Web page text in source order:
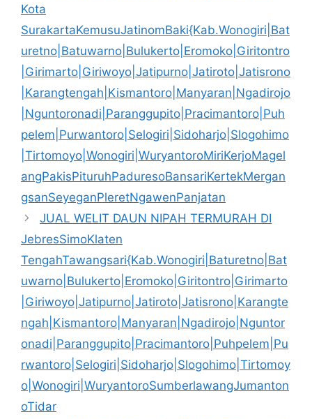
Kota
SurakartaKemusuJatinomBaki{Kab.Wonogiri|Bat
uretno|Batuwarno|Bulukerto|Eromoko|Giritontro
|Girimarto|Giriwoyo|Jatipurno|Jatiroto|Jatisrono
|Karangtengah|Kismantoro|Manyaran|Ngadirojo
|Nguntoronadi|Paranggupito|Pracimantoro|Puh
pelem|Purwantoro|Selogiri|Sidoharjo|Slogohimo
|Tirtomoyo|Wonogiri|WuryantoroMiriKerjoMagel
angPakisPituruhPaduresoBansariKertekMergan
gsanSeyeganPleretNgawenPanjatan
JUAL WELIT DAUN NIPAH TERMURAH DI
JebresSimoKlaten
TengahTawangsari{Kab.Wonogiri|Baturetno|Bat
uwarno|Bulukerto|Eromoko|Giritontro|Girimarto
|Giriwoyo|Jatipurno|Jatiroto|Jatisrono|Karangte
ngah|Kismantoro|Manyaran|Ngadirojo|Nguntor
onadi|Paranggupito|Pracimantoro|Puhpelem|Pu
rwantoro|Selogiri|Sidoharjo|Slogohimo|Tirtomoy
o|Wonogiri|WuryantoroSumberlawangJumanton
oTidar